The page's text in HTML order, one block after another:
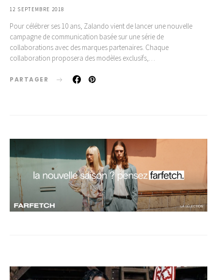
12 SEPTEMBRE 2018
Pour célébrer ses 10 ans, Zalando vient de lancer une nouvelle
campagne de communication basée sur une série de
collaborations avec des marques partenaires. Chaque
collaboration proposera des modèles exclusifs,…
PARTAGER